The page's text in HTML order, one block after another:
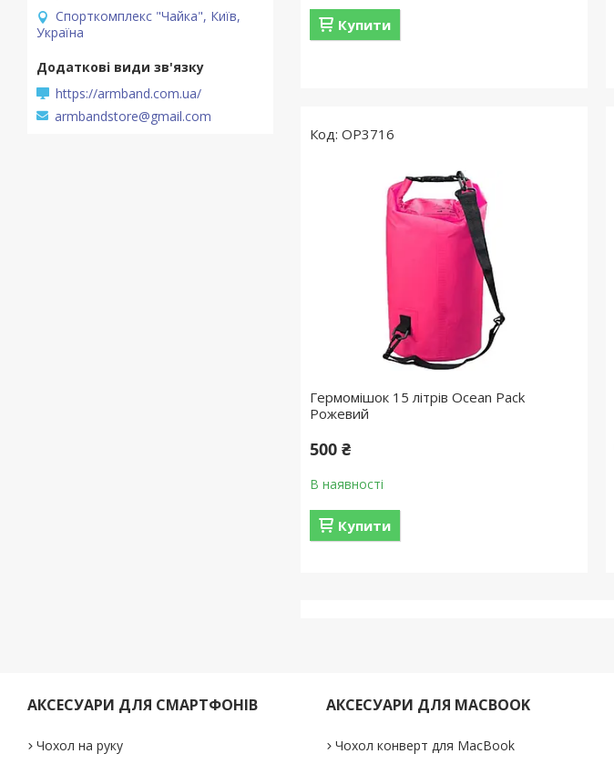
Купити
OP3716
Гермомішок 15 літрів Ocean Pack
Рожевий
500 ₴
В наявності
Купити
Спорткомплекс "Чайка", Київ,
Україна
https://armband.com.ua/
armbandstore@gmail.com
АКСЕСУАРИ ДЛЯ СМАРТФОНІВ
Чохол на руку
АКСЕСУАРИ ДЛЯ MACBOOK
Чохол конверт для MacBook